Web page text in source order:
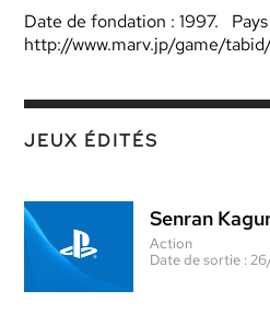
Date de fondation : 1997.
http://www.marv.jp/game/
JEUX ÉDITÉS
Senran
Action
Date de sortie :